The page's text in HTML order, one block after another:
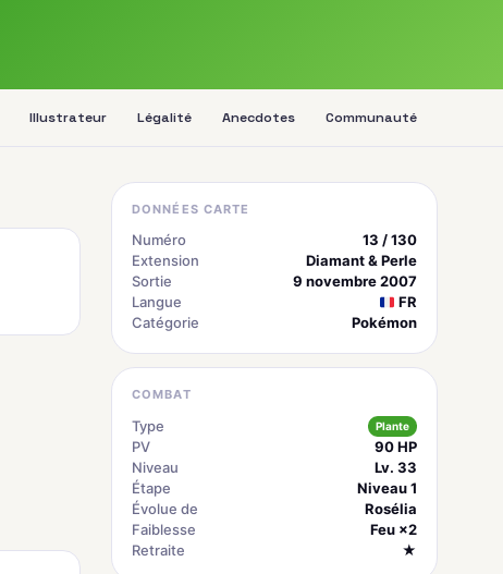
Illustrateur Légalité Anecdotes Communauté
DONNÉES CARTE
Numéro
13 / 130
Extension
Diamant & Perle
Sortie
9 novembre 2007
Langue
FR
Catégorie
Pokémon
COMBAT
Type Plante
PV
90 HP
Niveau
Lv. 33
Étape
Niveau 1
Évolue de
Rosélia
Faiblesse
Feu ×2
Retraite
★